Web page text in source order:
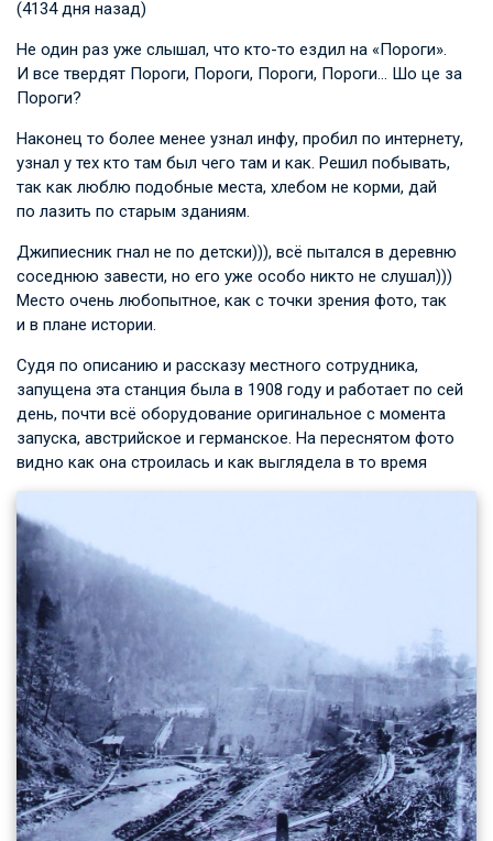
(4134 дня назад)
Не один раз уже слышал, что кто-то ездил на «Пороги».
И все твердят Пороги, Пороги, Пороги, Пороги… Шо це за
Пороги?
Наконец то более менее узнал инфу, пробил по интернету,
узнал у тех кто там был чего там и как. Решил побывать,
так как люблю подобные места, хлебом не корми, дай
по лазить по старым зданиям.
Джипиесник гнал не по детски))), всё пытался в деревню
соседнюю завести, но его уже особо никто не слушал)))
Место очень любопытное, как с точки зрения фото, так
и в плане истории.
Судя по описанию и рассказу местного сотрудника,
запущена эта станция была в 1908 году и работает по сей
день, почти всё оборудование оригинальное с момента
запуска, австрийское и германское. На переснятом фото
видно как она строилась и как выглядела в то время